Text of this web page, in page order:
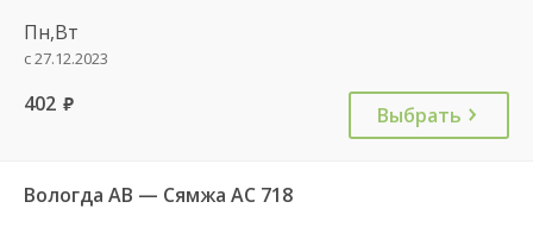
Пн,Вт
с 27.12.2023
402 руб. Выбрать
Вологда АВ — Сямжа АС 718